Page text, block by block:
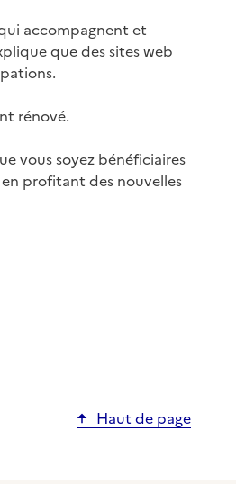
accompagnent et
que des sites web
rénové.
vous soyez bénéficiaires
profitant des nouvelles
Haut de page